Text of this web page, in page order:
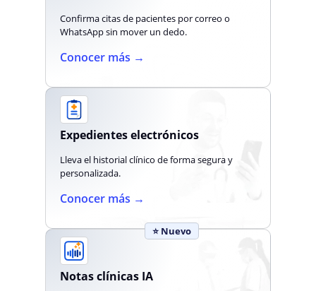
Confirma citas de pacientes por correo o
WhatsApp sin mover un dedo.
Conocer más →
Expedientes electrónicos
Lleva el historial clínico de forma segura y
personalizada.
Conocer más →
Notas clínicas IA
⭐ Nuevo